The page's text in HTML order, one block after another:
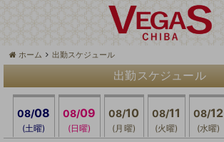
ホーム 出勤スケジュール
出勤スケジュール
08/08
(土曜)
08/09
(日曜)
08/10
(月曜)
08/11
(火曜)
08/12
(水曜)